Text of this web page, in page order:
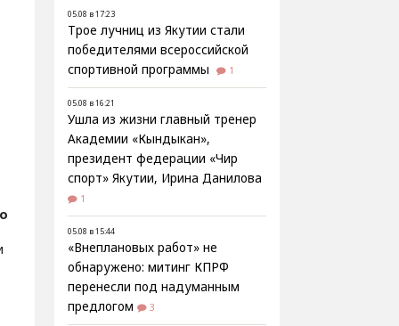
05.08 в 17:23
Трое лучниц из Якутии стали
победителями всероссийской
спортивной программы
1
05.08 в 16:21
Ушла из жизни главный тренер
Академии «Кындыкан»,
президент федерации «Чир
спорт» Якутии, Ирина Данилова
1
05.08 в 15:44
«Внеплановых работ» не
обнаружено: митинг КПРФ
перенесли под надуманным
предлогом
3